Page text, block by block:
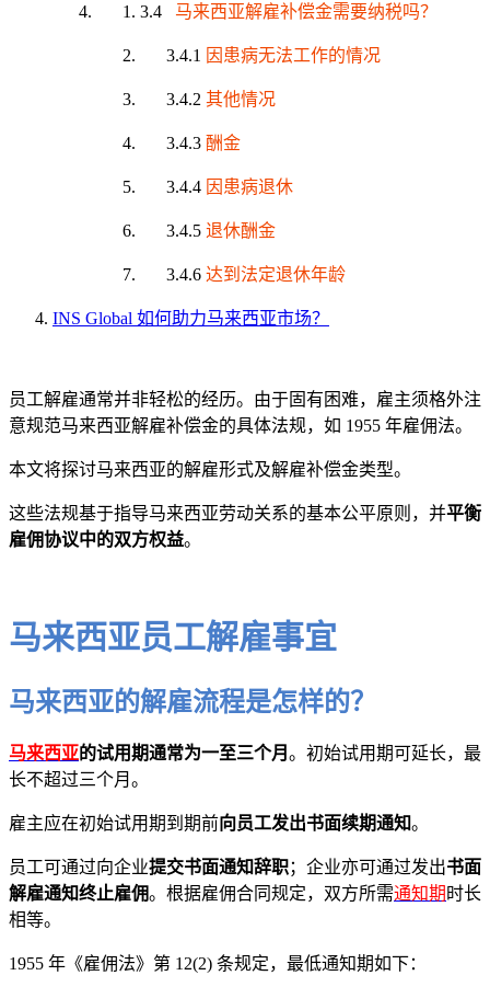
3.4 马来西亚解雇补偿金需要纳税吗？
3.4.1 因患病无法工作的情况
3.4.2 其他情况
3.4.3 酬金
3.4.4 因患病退休
3.4.5 退休酬金
3.4.6 达到法定退休年龄
INS Global 如何助力马来西亚市场？
员工解雇通常并非轻松的经历。由于固有困难，雇主须格外注
意规范马来西亚解雇补偿金的具体法规，如 1955 年雇佣法。
本文将探讨马来西亚的解雇形式及解雇补偿金类型。
这些法规基于指导马来西亚劳动关系的基本公平原则，并平衡
雇佣协议中的双方权益。
马来西亚员工解雇事宜
马来西亚的解雇流程是怎样的？
马来西亚的试用期通常为一至三个月 。初始试用期可延长，最
长不超过三个月。
雇主应在初始试用期到期前向员工发出书面续期通知。
员工可通过向企业提交书面通知辞职；企业亦可通过发出书面
解雇通知终止雇佣。根据雇佣合同规定，双方所需通知期 时长
相等。
1955 年《雇佣法》第 12(2) 条规定，最低通知期如下：